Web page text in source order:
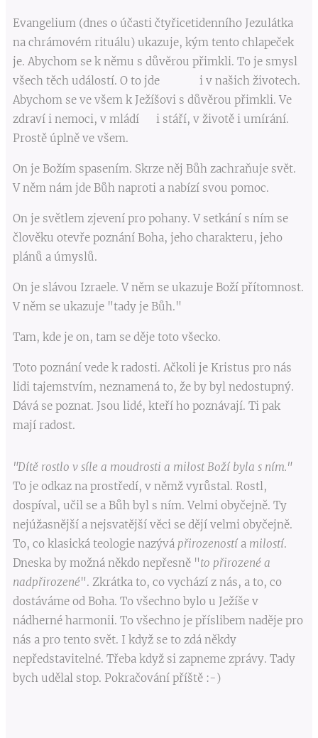
Evangelium (dnes o účasti čtyřicetidenního Jezulátka
na chrámovém rituálu) ukazuje, kým tento chlapeček
je. Abychom se k němu s důvěrou přimkli. To je smysl
všech těch událostí. O to jde i v našich životech.
Abychom se ve všem k Ježíšovi s důvěrou přimkli. Ve
zdraví i nemoci, v mládí i stáří, v životě i umírání.
Prostě úplně ve všem.
On je Božím spasením. Skrze něj Bůh zachraňuje svět.
V něm nám jde Bůh naproti a nabízí svou pomoc.
On je světlem zjevení pro pohany. V setkání s ním se
člověku otevře poznání Boha, jeho charakteru, jeho
plánů a úmyslů.
On je slávou Izraele. V něm se ukazuje Boží přítomnost.
V něm se ukazuje "tady je Bůh."
Tam, kde je on, tam se děje toto všecko.
Toto poznání vede k radosti. Ačkoli je Kristus pro nás
lidi tajemstvím, neznamená to, že by byl nedostupný.
Dává se poznat. Jsou lidé, kteří ho poznávají. Ti pak
mají radost.
"Dítě rostlo v síle a moudrosti a milost Boží byla s ním."
To je odkaz na prostředí, v němž vyrůstal. Rostl,
dospíval, učil se a Bůh byl s ním. Velmi obyčejně. Ty
nejúžasnější a nejsvatější věci se dějí velmi obyčejně.
To, co klasická teologie nazývá přirozenostía milostí.
Dneska by možná někdo nepřesně "to přirozené a
nadpřirozené". Zkrátka to, co vychází z nás, a to, co
dostáváme od Boha. To všechno bylo u Ježíše v
nádherné harmonii. To všechno je příslibem naděje pro
nás a pro tento svět. I když se to zdá někdy
nepředstavitelné. Třeba když si zapneme zprávy. Tady
bych udělal stop. Pokračování příště :-)